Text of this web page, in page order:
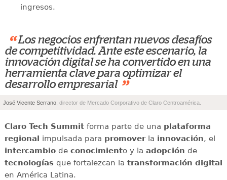
ingresos.
“ Los negocios enfrentan nuevos desafíos
de competitividad. Ante este escenario, la
innovación digital se ha convertido en una
herramienta clave para optimizar el
desarrollo empresarial ”
José Vicente Serrano , director de Mercado Corporativo de Claro Centroamérica.
Claro Tech Summitforma parte de una plataforma
regional impulsada para promoverla innovación, el
intercambiode conocimiento y la adopción de
tecnologíasque fortalezcan la transformación digital
en América Latina.